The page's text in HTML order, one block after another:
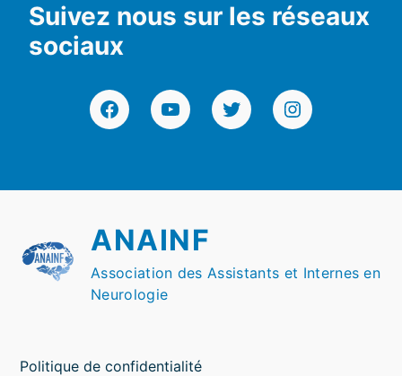
Suivez nous sur les réseaux
sociaux
FacebookYouTubeTwitterInstagram
ANAINF
Association des Assistants et Internes en
Neurologie
Politique de confidentialité